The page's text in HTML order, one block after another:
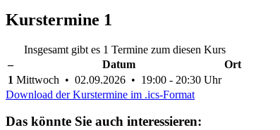
Kurstermine 1
Insgesamt gibt es 1 Termine zum diesen Kurs
–
Datum
Ort
1 Mittwoch • 02.09.2026 • 19:00 - 20:30 Uhr
Download der Kurstermine im .ics-Format
Das könnte Sie auch interessieren: